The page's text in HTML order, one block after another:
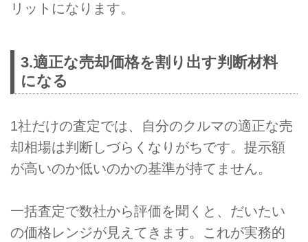
リットになります。
3.適正な売却価格を割り出す判断材料
になる
1社だけの査定では、自分のクルマの適正な売
却相場は判断しづらくなりがちです。提示額
が高いのか低いのかの基準が持てません。
一括査定で数社から評価を聞くと、だいたい
の価格レンジが見えてきます。これが実務的